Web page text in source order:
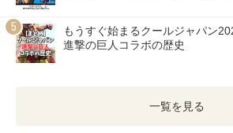
もうすぐ始まるクールジャパン
進撃の巨人コラボの歴史
一覧を見る